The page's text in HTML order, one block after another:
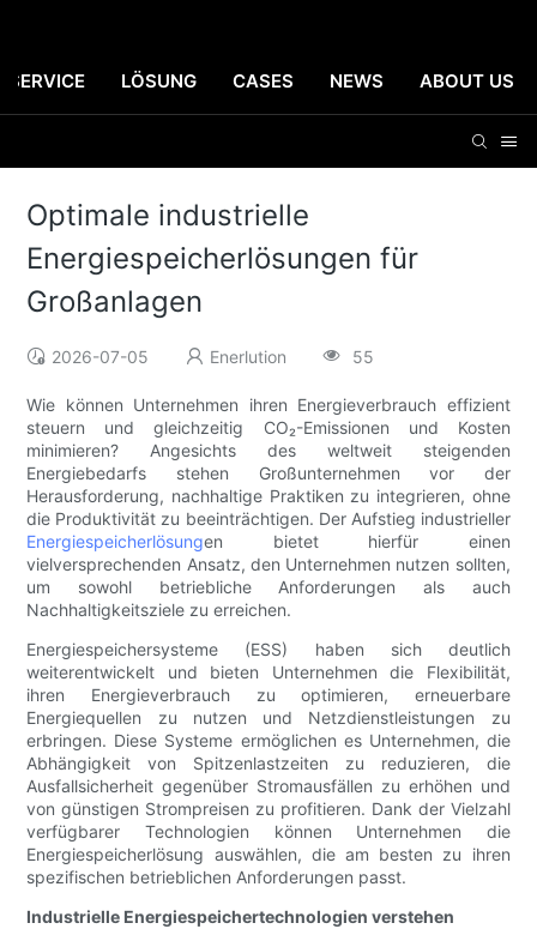
SERVICE LÖSUNG CASES NEWS ABOUT US
Optimale industrielle
Energiespeicherlösungen für
Großanlagen
2026-07-05 Enerlution 55
Wie können Unternehmen ihren Energieverbrauch effizient
steuern und gleichzeitig CO₂-Emissionen und Kosten
minimieren? Angesichts des weltweit steigenden
Energiebedarfs stehen Großunternehmen vor der
Herausforderung, nachhaltige Praktiken zu integrieren, ohne
die Produktivität zu beeinträchtigen. Der Aufstieg industrieller
Energiespeicherlösungen bietet hierfür einen
vielversprechenden Ansatz, den Unternehmen nutzen sollten,
um sowohl betriebliche Anforderungen als auch
Nachhaltigkeitsziele zu erreichen.
Energiespeichersysteme (ESS) haben sich deutlich
weiterentwickelt und bieten Unternehmen die Flexibilität,
ihren Energieverbrauch zu optimieren, erneuerbare
Energiequellen zu nutzen und Netzdienstleistungen zu
erbringen. Diese Systeme ermöglichen es Unternehmen, die
Abhängigkeit von Spitzenlastzeiten zu reduzieren, die
Ausfallsicherheit gegenüber Stromausfällen zu erhöhen und
von günstigen Strompreisen zu profitieren. Dank der Vielzahl
verfügbarer Technologien können Unternehmen die
Energiespeicherlösung auswählen, die am besten zu ihren
spezifischen betrieblichen Anforderungen passt.
Industrielle Energiespeichertechnologien verstehen